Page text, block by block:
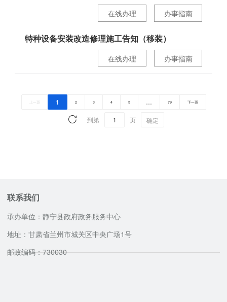
办事指南
在线办理
特种设备安装改造修理施工告知（移装）
办事指南
在线办理
上一页 1 2 3 4 5 … 79 下一页
到第 页 确定
联系我们
承办单位：静宁县政府政务服务中心
地址：甘肃省兰州市城关区中央广场1号
邮政编码：730030